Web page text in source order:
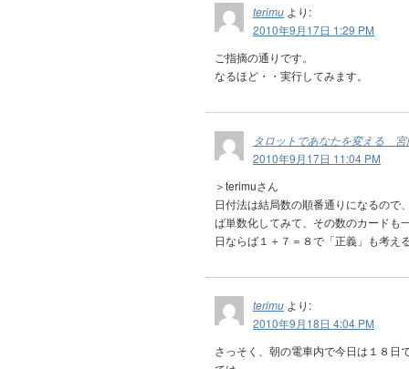
terimu より:
2010年9月17日 1:29 PM
ご指摘の通りです。
なるほど・・実行してみます。
タロットであなたを変える 宮
2010年9月17日 11:04 PM
＞terimuさん
日付法は結局数の順番通りになるので
ば単数化してみて、その数のカードも
日ならば１＋７＝８で「正義」も考え
terimu より:
2010年9月18日 4:04 PM
さっそく、朝の電車内で今日は１８日